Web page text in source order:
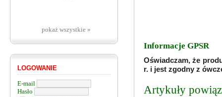
pokaż wszystkie »
LOGOWANIE
E-mail
Hasło
Informacje GPSR
Oświadczam, że
r. i jest zgodny z
Artykuły